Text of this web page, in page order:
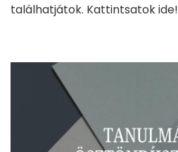
találhatjátok. Kattintsatok ide!